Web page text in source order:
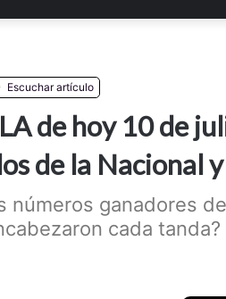
Escuchar artículo
de hoy 10 de
de la Nacional
números ganadores
cada tanda?